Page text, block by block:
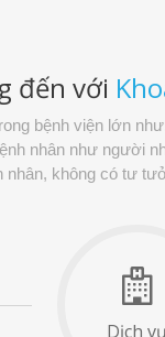
đến với
bệnh viện lớn
nhân như người
nhân, không có tư
Dịch vụ